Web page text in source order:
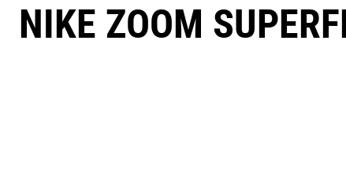
NIKE ZOOM